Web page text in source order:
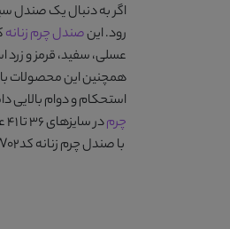
اگر به دنبال یک صندل
رود. اینصندل چرم زنانه
عسلی، سفید، قرمز و زرد
همچنین این محصولات با
استحکام و دوام بالایی
چرمدر سایزهای 36 تا 41 عرضه شده و ضخامت لژ آن 2 سانتیمتر می باشد.
باصندل چرم زنانه کدSW02